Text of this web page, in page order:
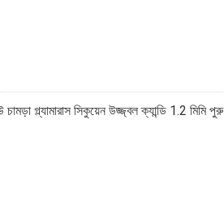
গ্ল্যামারাস সিকুয়েন উজ্জ্বল ক্যান্ডি 1.2 মিমি পুরু